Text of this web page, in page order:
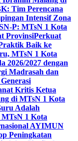
Tim Perencana
Intensif Zona
P: MTsN 1 Kota
ProvinsiPerkuat
Baik ke
MTsN 1 Kota
2026/2027 dengan
Madrasah dan
Kritis Ketua
di MTsN 1 Kota
Adalah
1 Kota
AYIMUN
Peningkatan